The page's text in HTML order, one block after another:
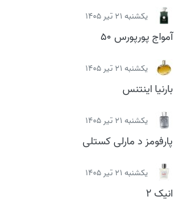
يكشنبه 21 تیر 1405
آمواج پورپورس 50
يكشنبه 21 تیر 1405
بارنیا اینتنس
يكشنبه 21 تیر 1405
پارفومز د مارلی کستلی
يكشنبه 21 تیر 1405
انیک 2